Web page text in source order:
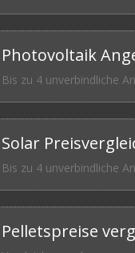
Photovoltaik
Bis zu 4 unverbindliche
Solar
Bis zu 4 unverbindliche
Pelletspreise